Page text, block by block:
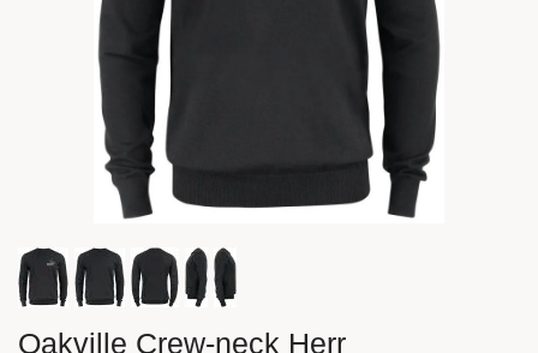
Oakville Crew-neck Herr